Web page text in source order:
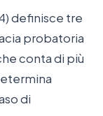
definisce tre
probatoria
conta di più
di